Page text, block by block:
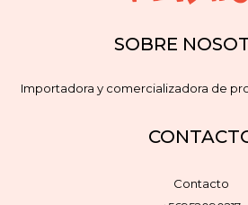
SOBRE
Importadora y comercializadora de
Contacto